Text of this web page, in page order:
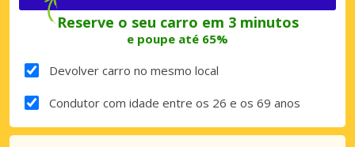
Reserve o seu carro em 3 minutos
e poupe até 65%
Devolver carro no mesmo local
Condutor com idade entre os 26 e os 69 anos